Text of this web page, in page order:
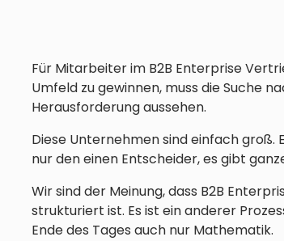
Für Mitarbeiter im B2B Enterprise
Umfeld zu gewinnen, muss die Suche
Herausforderung aussehen.
Diese Unternehmen sind einfach groß.
nur den einen Entscheider, es gibt
Wir sind der Meinung, dass B2B
strukturiert ist. Es ist ein anderer
Ende des Tages auch nur Mathematik.